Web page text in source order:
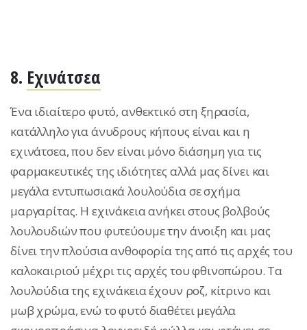
8. Εχινάτσεα
Ένα ιδιαίτερο φυτό, ανθεκτικό στη ξηρασία,
κατάλληλο για άνυδρους κήπους είναι και η
εχινάτσεα, που δεν είναι μόνο διάσημη για τις
φαρμακευτικές της ιδιότητες αλλά μας δίνει και
μεγάλα εντυπωσιακά λουλούδια σε σχήμα
μαργαρίτας. Η εχινάκεια ανήκει στους βολβούς
λουλουδιών που φυτεύουμε την άνοιξη και μας
δίνει την πλούσια ανθοφορία της από τις αρχές του
καλοκαιριού μέχρι τις αρχές του φθινοπώρου. Τα
λουλούδια της εχινάκεια έχουν ροζ, κίτρινο και
μωβ χρώμα, ενώ το φυτό διαθέτει μεγάλα